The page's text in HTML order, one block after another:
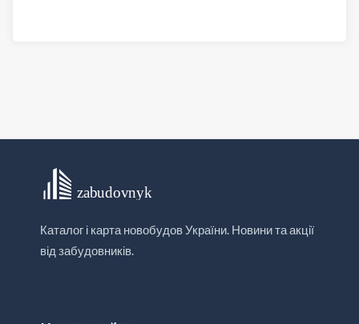
Каталог і карта новобудов України. Новини та акції
від забудовників.